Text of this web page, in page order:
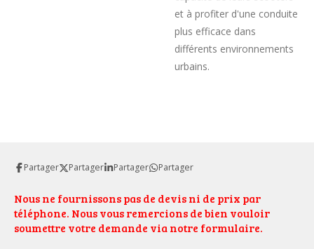
et à profiter d'une conduite
plus efficace dans
différents environnements
urbains.
Partager Partager Partager Partager
Nous ne fournissons pas de devis ni de prix par
téléphone. Nous vous remercions de bien vouloir
soumettre votre demande via notre formulaire.